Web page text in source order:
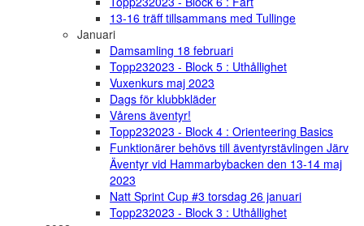
13-16 träff tillsammans med Tullinge
Januari
Damsamling 18 februari
Topp232023 - Block 5 : Uthållighet
Vuxenkurs maj 2023
Dags för klubbkläder
Vårens äventyr!
Topp232023 - Block 4 : Orienteering Basics
Funktionärer behövs till äventyrstävlingen Järv
Äventyr vid Hammarbybacken den 13-14 maj
2023
Natt Sprint Cup #3 torsdag 26 januari
Topp232023 - Block 3 : Uthållighet